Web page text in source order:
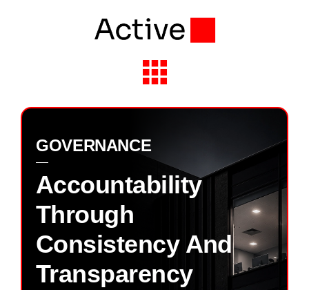
Toggle
Navigation
Industries
Partners
About Active
GOVERNANCE
Accountability
Through
Consistency And
Transparency